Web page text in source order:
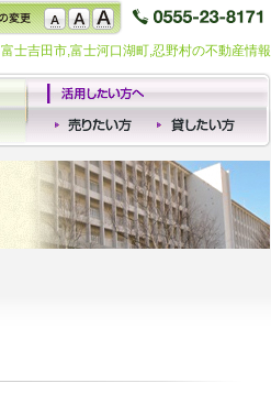
富士吉田市,富士河口湖町,忍野村の不動産情報